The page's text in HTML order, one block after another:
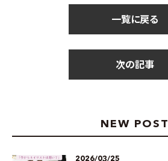
一覧に戻る
次の記事
NEW POST
2026/03/25